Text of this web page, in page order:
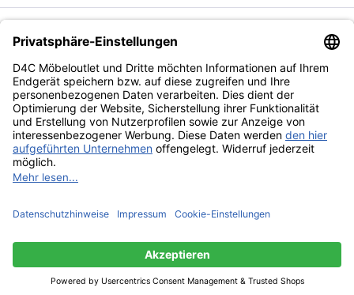
* Alle Preise inkl. gesetzl. Mehrwertsteuer zzgl. evtl.
und
ggf. Nachnahmegebühren, wenn nicht anders beschrieben
Copyright © d4c Möbel Outlet - Alle Rechte vorbehalten
Diese Website benutzt Cookies, die für den technischen Betrieb
der Website erforderlich sind und stets gesetzt werden.
Andere Cookies, die den Komfort bei Benutzung dieser Website
erhöhen, der Direktwerbung dienen oder die Interaktion mit
sollen, werden nur mit Ihrer Zustimmung gesetzt.
Ablehnen Alle akzeptieren Konfigurieren